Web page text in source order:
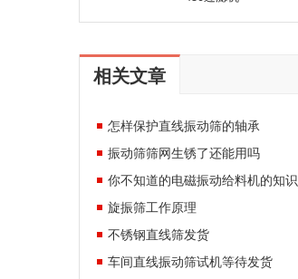
相关文章
怎样保护直线振动筛的轴承
振动筛筛网生锈了还能用吗
你不知道的电磁振动给料机的知识
旋振筛工作原理
不锈钢直线筛发货
车间直线振动筛试机等待发货